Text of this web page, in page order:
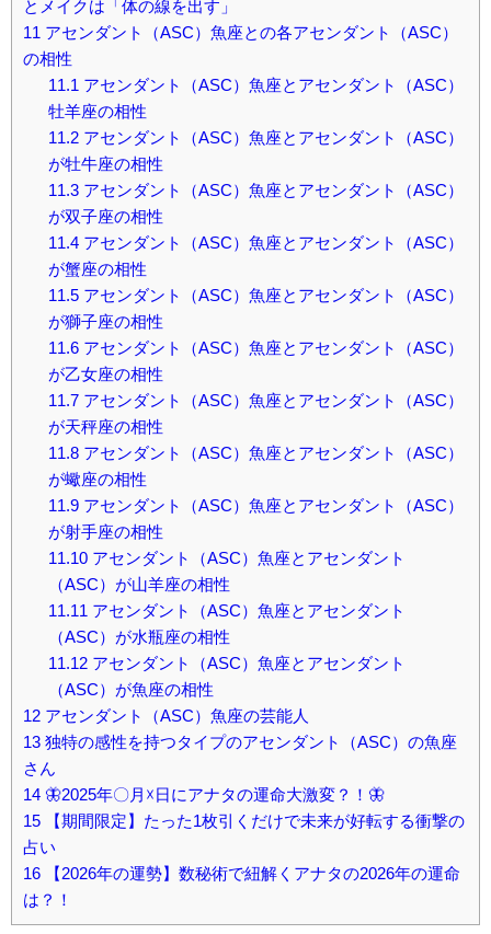
とメイクは「体の線を出す」
11 アセンダント（ASC）魚座との各アセンダント（ASC）
の相性
11.1 アセンダント（ASC）魚座とアセンダント（ASC）
牡羊座の相性
11.2アセンダント（ASC）魚座とアセンダント（ASC）
が牡牛座の相性
11.3アセンダント（ASC）魚座とアセンダント（ASC）
が双子座の相性
11.4アセンダント（ASC）魚座とアセンダント（ASC）
が蟹座の相性
11.5アセンダント（ASC）魚座とアセンダント（ASC）
が獅子座の相性
11.6アセンダント（ASC）魚座とアセンダント（ASC）
が乙女座の相性
11.7アセンダント（ASC）魚座とアセンダント（ASC）
が天秤座の相性
11.8アセンダント（ASC）魚座とアセンダント（ASC）
が蠍座の相性
11.9アセンダント（ASC）魚座とアセンダント（ASC）
が射手座の相性
11.10アセンダント（ASC）魚座とアセンダント
（ASC）が山羊座の相性
11.11 アセンダント（ASC）魚座とアセンダント
（ASC）が水瓶座の相性
11.12アセンダント（ASC）魚座とアセンダント
（ASC）が魚座の相性
12 アセンダント（ASC）魚座の芸能人
13 独特の感性を持つタイプのアセンダント（ASC）の魚座
さん
14 🦋2025年〇月☓日にアナタの運命大激変？！🦋
15 【期間限定】たった1枚引くだけで未来が好転する衝撃の
占い
16 【2026年の運勢】数秘術で紐解くアナタの2026年の運命
は？！